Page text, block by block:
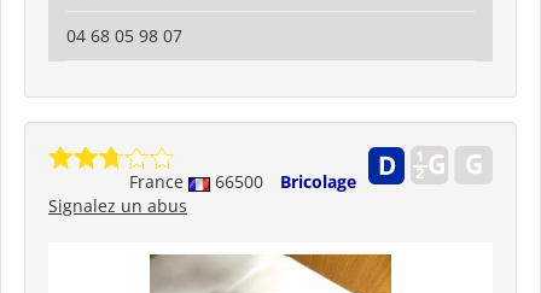
04 68 05 98 07
France 66500
Bricolage
Signalez un abus